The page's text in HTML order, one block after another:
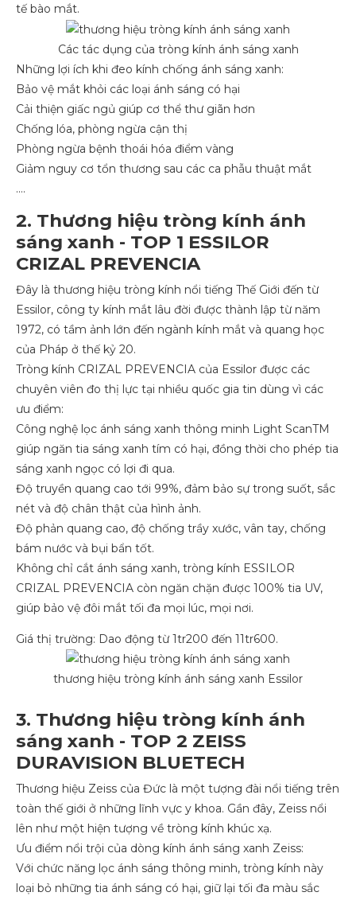
tế bào mắt.
Các tác dụng của tròng kính ánh sáng xanh
Những lợi ích khi đeo kính chống ánh sáng xanh:
Bảo vệ mắt khỏi các loại ánh sáng có hại
Cải thiện giấc ngủ giúp cơ thể thư giãn hơn
Chống lóa, phòng ngừa cận thị
Phòng ngừa bệnh thoái hóa điểm vàng
Giảm nguy cơ tổn thương sau các ca phẫu thuật mắt
….
2. Thương hiệu tròng kính ánh
sáng xanh - TOP 1 ESSILOR
CRIZAL PREVENCIA
Đây là thương hiệu tròng kính nổi tiếng Thế Giới đến từ
Essilor, công ty kính mắt lâu đời được thành lập từ năm
1972, có tầm ảnh lớn đến ngành kính mắt và quang học
của Pháp ở thế kỷ 20.
Tròng kính CRIZAL PREVENCIA của Essilor được các
chuyên viên đo thị lực tại nhiều quốc gia tin dùng vì các
ưu điểm:
Công nghệ lọc ánh sáng xanh thông minh Light ScanTM
giúp ngăn tia sáng xanh tím có hại, đồng thời cho phép tia
sáng xanh ngọc có lợi đi qua.
Độ truyền quang cao tới 99%, đảm bảo sự trong suốt, sắc
nét và độ chân thật của hình ảnh.
Độ phản quang cao, độ chống trầy xước, vân tay, chống
bám nước và bụi bẩn tốt.
Không chỉ cắt ánh sáng xanh, tròng kính ESSILOR
CRIZAL PREVENCIA còn ngăn chặn được 100% tia UV,
giúp bảo vệ đôi mắt tối đa mọi lúc, mọi nơi.
Giá thị trường: Dao động từ 1tr200 đến 11tr600.
thương hiệu tròng kính ánh sáng xanh Essilor
3. Thương hiệu tròng kính ánh
sáng xanh - TOP 2 ZEISS
DURAVISION BLUETECH
Thương hiệu Zeiss của Đức là một tượng đài nổi tiếng trên
toàn thế giới ở những lĩnh vực y khoa. Gần đây, Zeiss nổi
lên như một hiện tượng về tròng kính khúc xạ.
Ưu điểm nổi trội của dòng kính ánh sáng xanh Zeiss:
Với chức năng lọc ánh sáng thông minh, tròng kính này
loại bỏ những tia ánh sáng có hại, giữ lại tối đa màu sắc